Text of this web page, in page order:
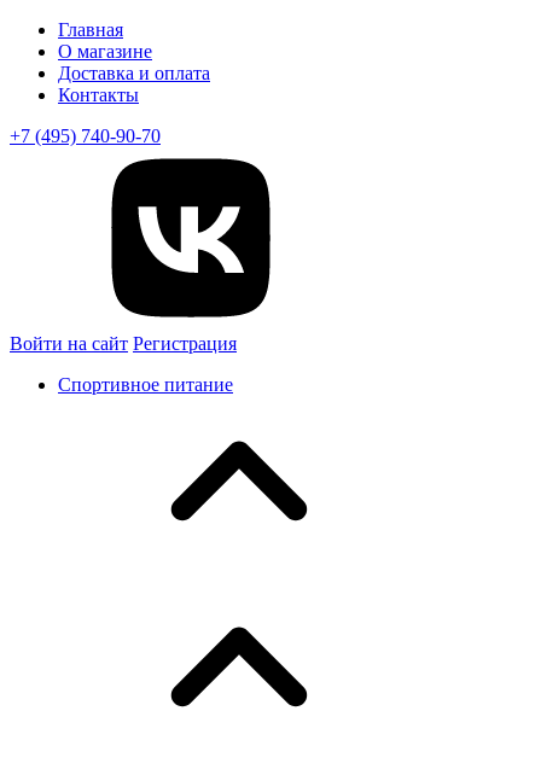
Главная
О магазине
Доставка и оплата
Контакты
+7 (495) 740-90-70
Войти на сайт Регистрация
Спортивное питание